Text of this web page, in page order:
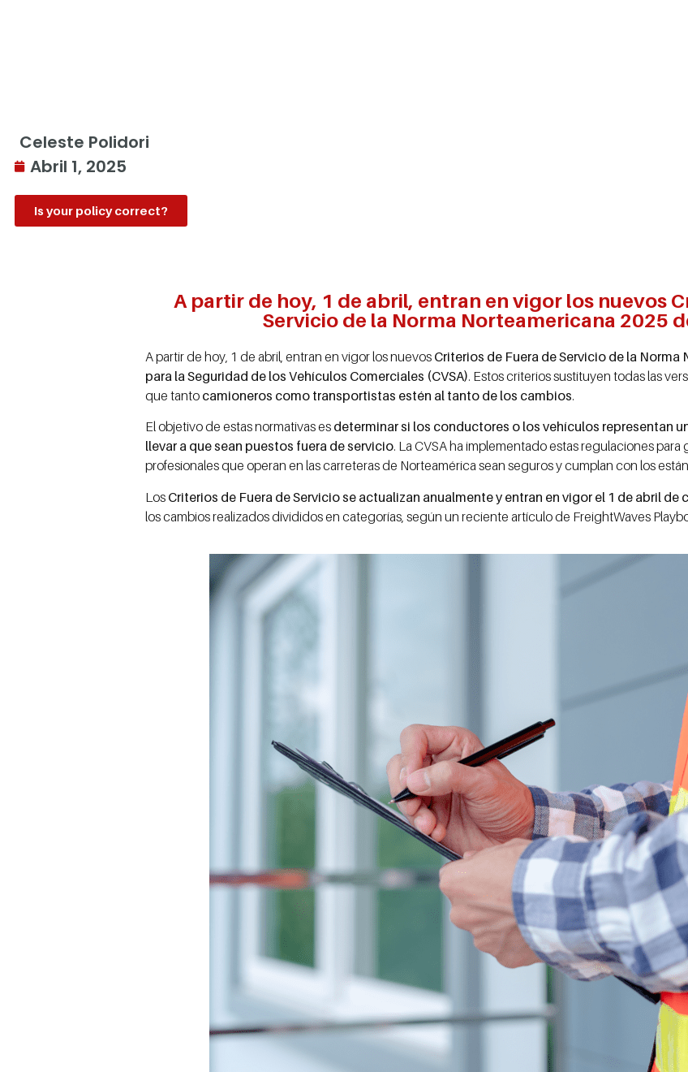
Celeste Polidori
Abril 1, 2025
Is your policy correct?
A partir de hoy, 1 de abril, entran en vigor los nuevos
Servicio de la Norma Norteamericana 2025
A partir de hoy, 1 de abril, entran en vigor los nuevos Criterios de Fuera de Servicio de la
para la Seguridad de los Vehículos Comerciales (CVSA). Estos criterios sustituyen todas las
que tanto camioneros como transportistas estén al tanto de los cambios.
El objetivo de estas normativas es determinar si los conductores o los vehículos representan
llevar a que sean puestos fuera de servicio. La CVSA ha implementado estas regulaciones
profesionales que operan en las carreteras de Norteamérica sean seguros y cumplan con los
Los Criterios de Fuera de Servicio se actualizan anualmente y entran en vigor el 1 de abril de
los cambios realizados divididos en categorías, según un reciente artículo de FreightWaves